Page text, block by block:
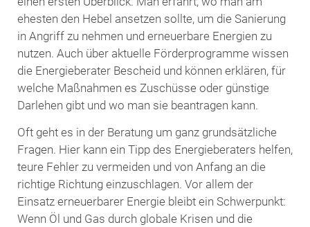
ehesten den Hebel ansetzen sollte, um die Sanierung
in Angriff zu nehmen und erneuerbare Energien zu
nutzen. Auch über aktuelle Förderprogramme wissen
die Energieberater Bescheid und können erklären, für
welche Maßnahmen es Zuschüsse oder günstige
Darlehen gibt und wo man sie beantragen kann.
Oft geht es in der Beratung um ganz grundsätzliche
Fragen. Hier kann ein Tipp des Energieberaters helfen,
teure Fehler zu vermeiden und von Anfang an die
richtige Richtung einzuschlagen. Vor allem der
Einsatz erneuerbarer Energie bleibt ein Schwerpunkt:
Wenn Öl und Gas durch globale Krisen und die